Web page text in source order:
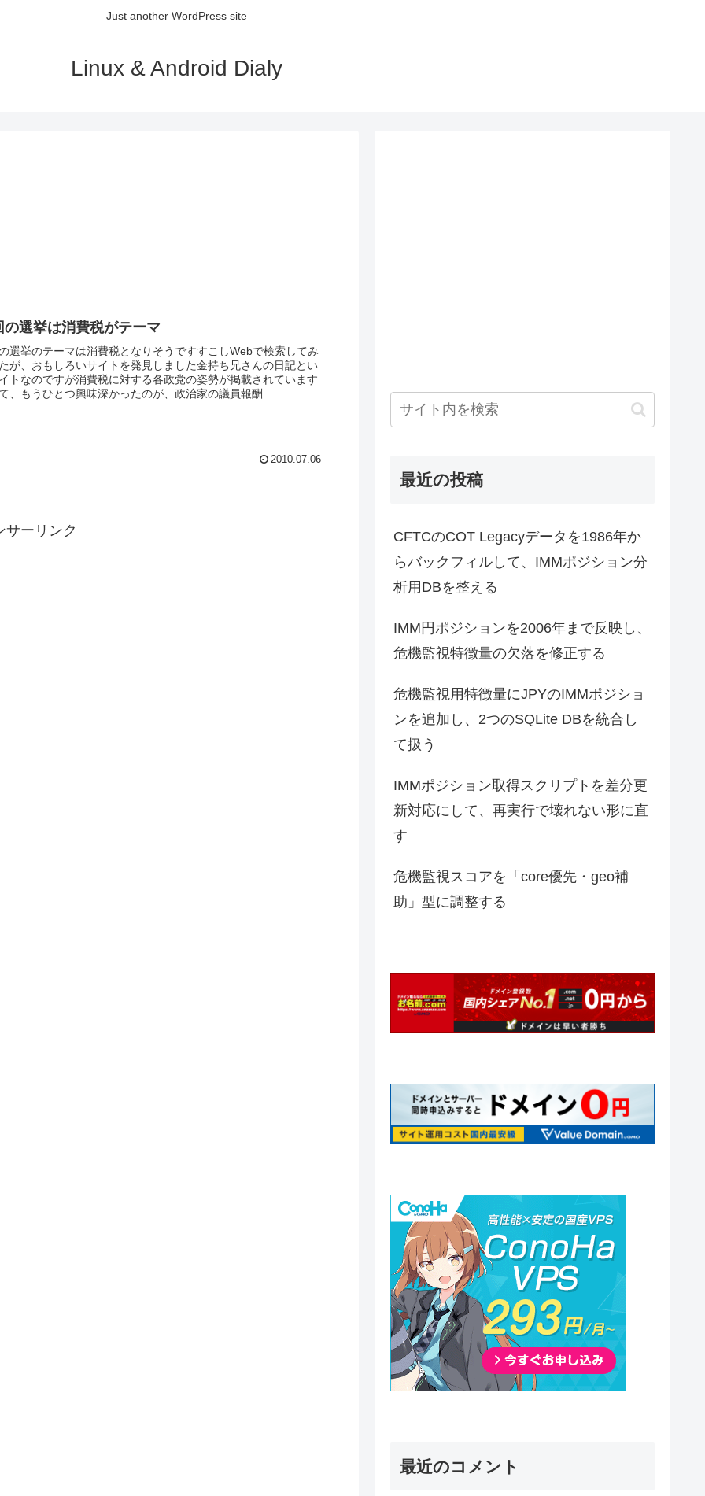
Just another WordPress site
Linux & Android Dialy
の選挙は消費税がテーマ
選挙のテーマは消費税となりそうですすこしWebで検索してみ
が、おもしろいサイトを発見しました金持ち兄さんの日記とい
トなのですが消費税に対する各政党の姿勢が掲載されています
、もうひとつ興味深かったのが、政治家の議員報酬...
2010.07.06
サーリンク
最近の投稿
CFTCのCOT Legacyデータを1986年か
らバックフィルして、IMMポジション分
析用DBを整える
IMM円ポジションを2006年まで反映し、
危機監視特徴量の欠落を修正する
危機監視用特徴量にJPYのIMMポジショ
ンを追加し、2つのSQLite DBを統合し
て扱う
IMMポジション取得スクリプトを差分更
新対応にして、再実行で壊れない形に直
す
危機監視スコアを「core優先・geo補
助」型に調整する
最近のコメント